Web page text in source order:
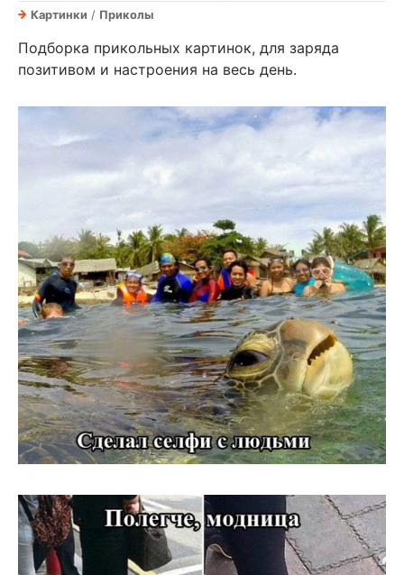
Картинки / Приколы
Подборка прикольных картинок, для заряда
позитивом и настроения на весь день.